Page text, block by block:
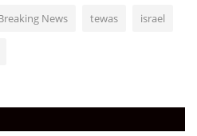
News tewas israel